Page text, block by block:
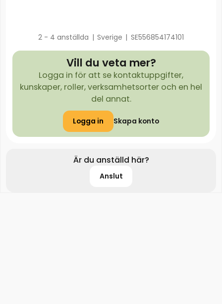
2 - 4 anställda | Sverige | SE556854174101
Vill du veta mer?
Logga in för att se kontaktuppgifter,
kunskaper, roller, verksamhetsorter och en hel
del annat.
Logga in Skapa konto
Är du anställd här?
Anslut